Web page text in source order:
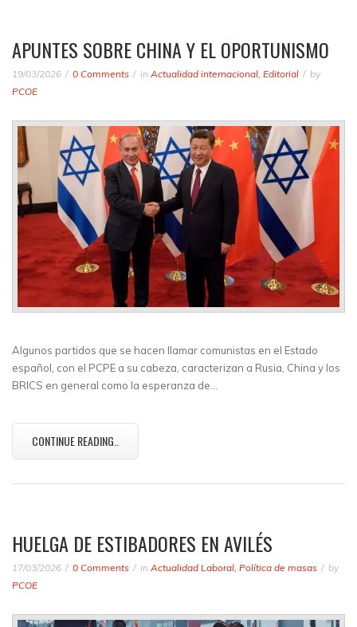
APUNTES SOBRE CHINA Y EL OPORTUNISMO
19/03/2026 0 Comments in Actualidad internacional, Editorial
by
PCOE
Algunos partidos que se hacen llamar comunistas en el Estado
español, con el PCPE a su cabeza, caracterizan a Rusia, China y los
BRICS en general como la esperanza de…
CONTINUE READING..
HUELGA DE ESTIBADORES EN AVILÉS
17/03/2026 0 Comments in Actualidad Laboral, Política de masas
by
PCOE